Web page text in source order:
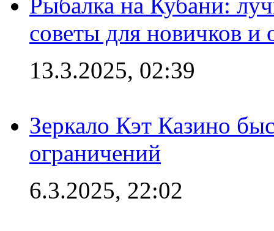
советы для новичков
13.3.2025, 02:39
Зеркало Кэт Казино
ограничений
6.3.2025, 22:02